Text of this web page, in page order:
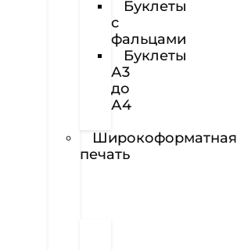
Буклеты
с
фальцами
Буклеты
А3
до
А4
Широкоформатная
печать